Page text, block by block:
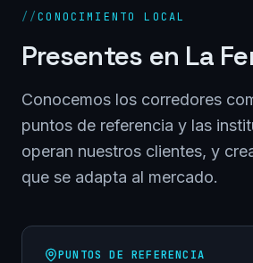
//CONOCIMIENTO LOCAL
Presentes en La
Conocemos los corredores
puntos de referencia y las
operan nuestros clientes, y
que se adapta al mercado.
PUNTOS DE REFERENCIA